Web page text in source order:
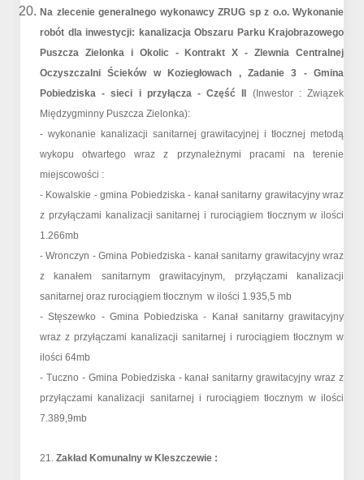
Na zlecenie generalnego wykonawcy ZRUG sp z o.o. Wykonanie
robót dla inwestycji: kanalizacja Obszaru Parku Krajobrazowego
Puszcza Zielonka i Okolic - Kontrakt X - Zlewnia Centralnej
Oczyszczalni Ścieków w Koziegłowach , Zadanie 3 - Gmina
Pobiedziska - sieci i przyłącza - Część II (Inwestor : Związek
Międzygminny Puszcza Zielonka):
- wykonanie kanalizacji sanitarnej grawitacyjnej i tłocznej metodą
wykopu otwartego wraz z przynależnymi pracami na terenie
miejscowości :
- Kowalskie - gmina Pobiedziska - kanał sanitarny grawitacyjny wraz
z przyłączami kanalizacji sanitarnej i rurociągiem tłocznym w ilości
1.266mb
- Wronczyn - Gmina Pobiedziska - kanał sanitarny grawitacyjny wraz
z kanałem sanitarnym grawitacyjnym, przyłączami kanalizacji
sanitarnej oraz rurociągiem tłocznym w ilości 1.935,5 mb
- Stęszewko - Gmina Pobiedziska - Kanał sanitarny grawitacyjny
wraz z przyłączami kanalizacji sanitarnej i rurociągiem tłocznym w
ilości 64mb
- Tuczno - Gmina Pobiedziska - kanał sanitarny grawitacyjny wraz z
przyłączami kanalizacji sanitarnej i rurociągiem tłocznym w ilości
7.389,9mb
21. Zakład Komunalny w Kleszczewie :